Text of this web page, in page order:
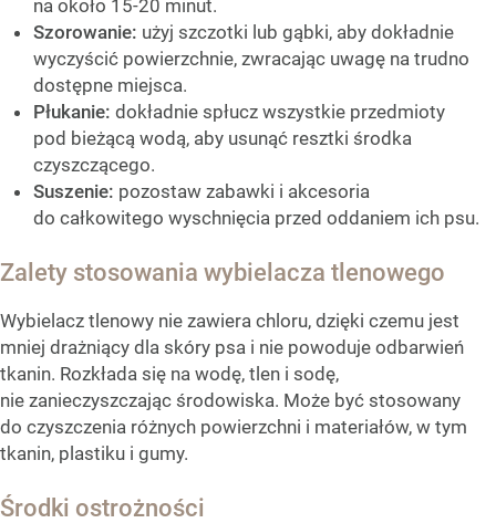
na około 15-20 minut.
Szorowanie: użyj szczotki lub gąbki, aby dokładnie
wyczyścić powierzchnie, zwracając uwagę na trudno
dostępne miejsca.
Płukanie: dokładnie spłucz wszystkie przedmioty
pod bieżącą wodą, aby usunąć resztki środka
czyszczącego.
Suszenie: pozostaw zabawki i akcesoria
do całkowitego wyschnięcia przed oddaniem ich psu.
Zalety stosowania wybielacza tlenowego
Wybielacz tlenowy nie zawiera chloru, dzięki czemu jest
mniej drażniący dla skóry psa i nie powoduje odbarwień
tkanin. Rozkłada się na wodę, tlen i sodę,
nie zanieczyszczając środowiska. Może być stosowany
do czyszczenia różnych powierzchni i materiałów, w tym
tkanin, plastiku i gumy.
Środki ostrożności